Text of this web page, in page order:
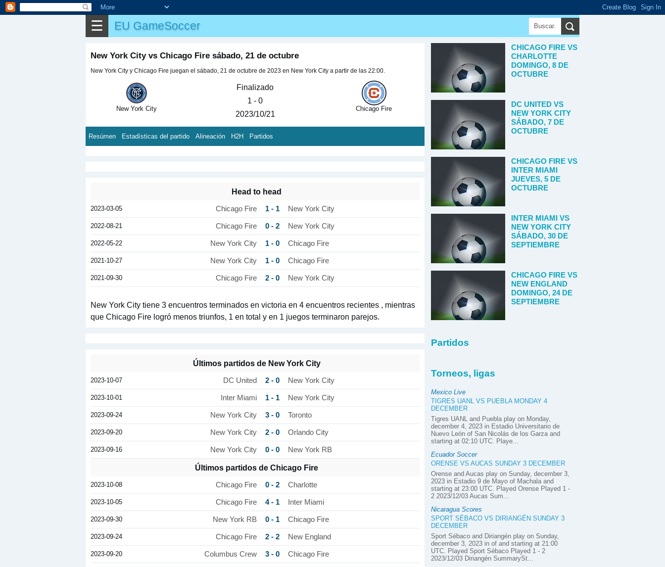
☰ EU GameSoccer
New York City vs Chicago Fire sábado, 21 de octubre
New York City y Chicago Fire juegan el sábado, 21 de octubre de 2023 en New York City a partir de las 22:00.
New York City
Finalizado
1 - 0
2023/10/21
Chicago Fire
Resúmen Estadísticas del partido Alineación H2H Partidos
Head to head
2023-03-05 Chicago Fire 1 - 1 New York City
2022-08-21 Chicago Fire 0 - 2 New York City
2022-05-22 New York City 1 - 0 Chicago Fire
2021-10-27 New York City 1 - 0 Chicago Fire
2021-09-30 Chicago Fire 2 - 0 New York City
New York City tiene 3 encuentros terminados en victoria en 4 encuentros recientes , mientras
que Chicago Fire logró menos triunfos, 1 en total y en 1 juegos terminaron parejos.
Últimos partidos de New York City
2023-10-07 DC United 2 - 0 New York City
2023-10-01 Inter Miami 1 - 1 New York City
2023-09-24 New York City 3 - 0 Toronto
2023-09-20 New York City 2 - 0 Orlando City
2023-09-16 New York City 0 - 0 New York RB
Últimos partidos de Chicago Fire
2023-10-08 Chicago Fire 0 - 2 Charlotte
2023-10-05 Chicago Fire 4 - 1 Inter Miami
2023-09-30 New York RB 0 - 1 Chicago Fire
2023-09-24 Chicago Fire 2 - 2 New England
2023-09-20 Columbus Crew 3 - 0 Chicago Fire
CHICAGO FIRE VS
CHARLOTTE
DOMINGO, 8 DE
OCTUBRE
DC UNITED VS
NEW YORK CITY
SÁBADO, 7 DE
OCTUBRE
CHICAGO FIRE VS
INTER MIAMI
JUEVES, 5 DE
OCTUBRE
INTER MIAMI VS
NEW YORK CITY
SÁBADO, 30 DE
SEPTIEMBRE
CHICAGO FIRE VS
NEW ENGLAND
DOMINGO, 24 DE
SEPTIEMBRE
Partidos
Torneos, ligas
Mexico Live
TIGRES UANL VS PUEBLA MONDAY 4
DECEMBER
Tigres UANL and Puebla play on Monday,
december 4, 2023 in Estadio Universitario de
Nuevo León of San Nicolás de los Garza and
starting at 02:10 UTC. Playe...
Ecuador Soccer
ORENSE VS AUCAS SUNDAY 3 DECEMBER
Orense and Aucas play on Sunday, december 3,
2023 in Estadio 9 de Mayo of Machala and
starting at 23:00 UTC. Played Orense Played 1 -
2 2023/12/03 Aucas Sum...
Nicaragua Scores
SPORT SÉBACO VS DIRIANGÉN SUNDAY 3
DECEMBER
Sport Sébaco and Diriangén play on Sunday,
december 3, 2023 in of and starting at 21:00
UTC. Played Sport Sébaco Played 1 - 2
2023/12/03 Diriangén SummarySt...